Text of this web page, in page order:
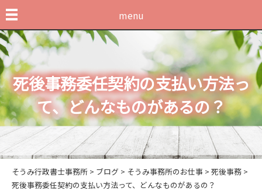
menu
死後事務委任契約の支払い方法っ
て、どんなものがあるの？
そうみ行政書士事務所 > ブログ > そうみ事務所のお仕事 > 死後事務 >
死後事務委任契約の支払い方法って、どんなものがあるの？